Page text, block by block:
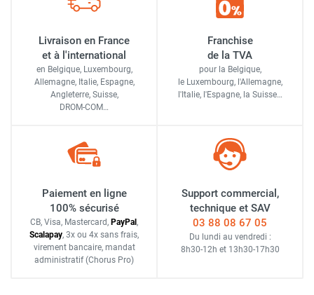
Livraison en France
et à l'international
en Belgique, Luxembourg,
Allemagne, Italie, Espagne,
Angleterre, Suisse,
DROM-COM…
Franchise
de la TVA
pour la Belgique,
le Luxembourg, l'Allemagne,
l'Italie, l'Espagne, la Suisse…
Paiement en ligne
100% sécurisé
CB, Visa, Mastercard, PayPal ,
Scalapay, 3x ou 4x sans frais,
virement bancaire, mandat
administratif (Chorus Pro)
Support commercial,
technique et SAV
03 88 08 67 05
Du lundi au vendredi :
8h30-12h et 13h30-17h30